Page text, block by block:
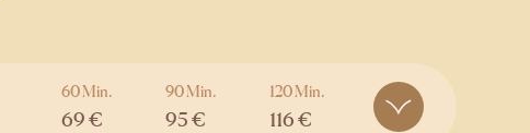
60 Min.
69 €
90 Min.
95 €
120 Min.
116 €